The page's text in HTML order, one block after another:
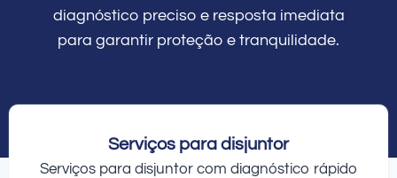
diagnóstico preciso e resposta imediata
para garantir proteção e tranquilidade.
Serviços para disjuntor
Serviços para disjuntor com diagnóstico rápido